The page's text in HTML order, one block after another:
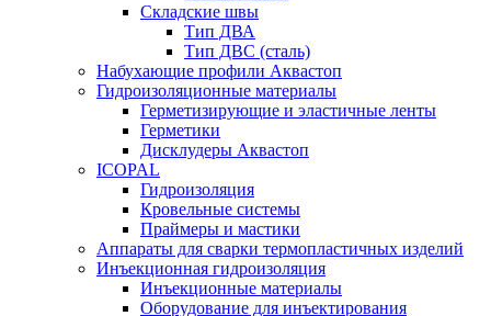
Складские швы
Тип ДВА
Тип ДВС (сталь)
Набухающие профили Аквастоп
Гидроизоляционные материалы
Герметизирующие и эластичные ленты
Герметики
Дисклудеры Аквастоп
ICOPAL
Гидроизоляция
Кровельные системы
Праймеры и мастики
Аппараты для сварки термопластичных изделий
Инъекционная гидроизоляция
Инъекционные материалы
Оборудование для инъектирования